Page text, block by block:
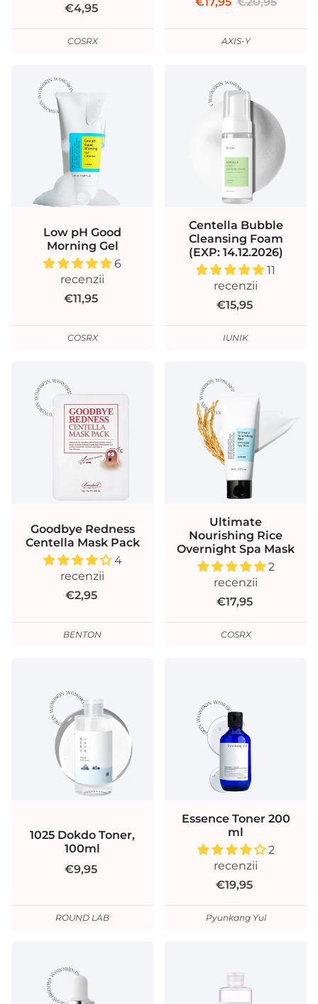
€4,95
COSRX AXIS-Y
Low pH Good
Morning Gel
6
recenzii
€11,95
COSRX
Centella Bubble
Cleansing Foam
(EXP: 14.12.2026)
11
recenzii
€15,95
IUNIK
Goodbye Redness
Centella Mask Pack
4
recenzii
€2,95
BENTON
Ultimate
Nourishing Rice
Overnight Spa Mask
2
recenzii
€17,95
COSRX
1025 Dokdo Toner,
100ml
€9,95
ROUND LAB
Essence Toner 200
ml
2
recenzii
€19,95
Pyunkang Yul